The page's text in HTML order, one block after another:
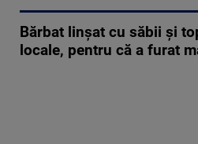
Bărbat linșat cu săbii și
locale, pentru că a furat